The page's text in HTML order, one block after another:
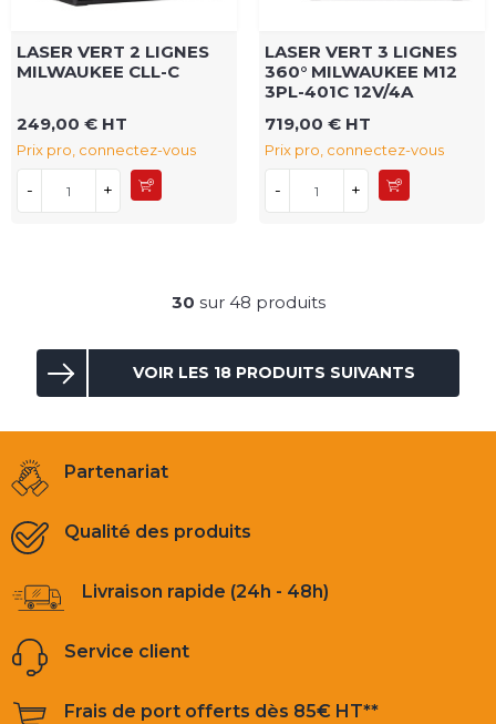
LASER VERT 2 LIGNES
MILWAUKEE CLL-C
249,00 € HT
Prix pro, connectez-vous
- +
LASER VERT 3 LIGNES
360° MILWAUKEE M12
3PL-401C 12V/4A
719,00 € HT
Prix pro, connectez-vous
- +
30 sur 48 produits
VOIR LES 18 PRODUITS SUIVANTS
Partenariat
Qualité des produits
Livraison rapide (24h - 48h)
Service client
Frais de port offerts dès 85€ HT**